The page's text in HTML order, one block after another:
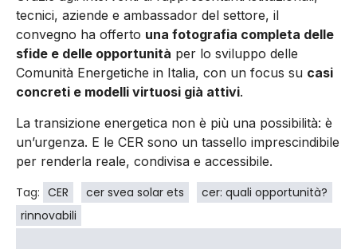
tecnici, aziende e ambassador del settore, il
convegno ha offerto una fotografia completa delle
sfide e delle opportunità per lo sviluppo delle
Comunità Energetiche in Italia, con un focus su casi
concreti e modelli virtuosi già attivi.
La transizione energetica non è più una possibilità: è
un’urgenza. E le CER sono un tassello imprescindibile
per renderla reale, condivisa e accessibile.
Tag: CER cer svea solar ets
cer: quali opportunità?
rinnovabili